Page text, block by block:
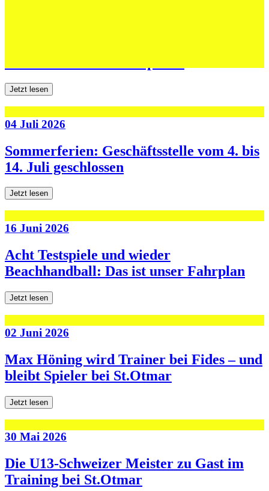
Jetzt lesen
04 Juli 2026
Sommerferien: Geschäftsstelle vom 4. bis
14. Juli geschlossen
Jetzt lesen
16 Juni 2026
Acht Testspiele und wieder
Beachhandball: Das ist unser Fahrplan
Jetzt lesen
02 Juni 2026
Max Höning wird Trainer bei Fides – und
bleibt Spieler bei St.Otmar
Jetzt lesen
30 Mai 2026
Die U13-Schweizer Meister zu Gast im
Training bei St.Otmar